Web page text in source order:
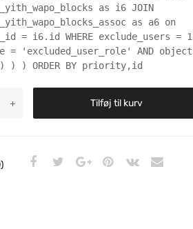
as i6 JOIN
as a6 on
= i6.id WHERE exclude_users = 1
= 'excluded_user_role' AND object
) ORDER BY priority,id
Tilføj til kurv